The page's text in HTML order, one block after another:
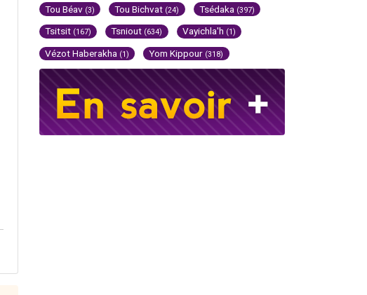
Tou Béav (3) Tou Bichvat (24) Tsédaka (397)
Tsitsit (167) Tsniout (634) Vayichla'h (1)
Vézot Haberakha (1) Yom Kippour (318)